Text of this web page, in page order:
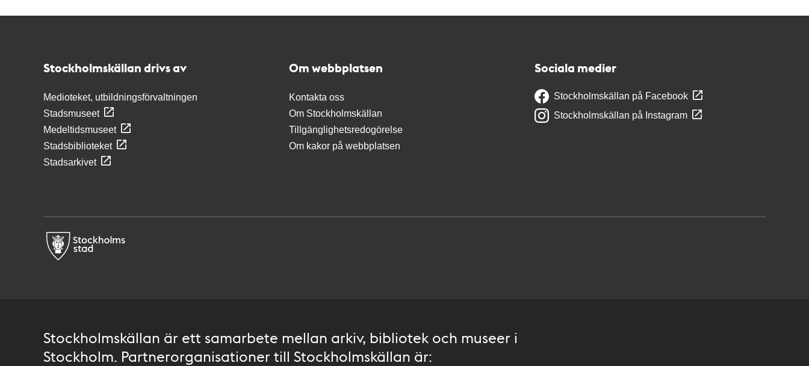
Stockholmskällan drivs av
Medioteket, utbildningsförvaltningen
Stadsmuseet
Medeltidsmuseet
Stadsbiblioteket
Stadsarkivet
Om webbplatsen
Kontakta oss
Om Stockholmskällan
Tillgänglighetsredogörelse
Om kakor på webbplatsen
Sociala medier
Stockholmskällan på Facebook
Stockholmskällan på Instagram
Stockholmskällan är ett samarbete mellan arkiv, bibliotek och museer i
Stockholm. Partnerorganisationer till Stockholmskällan är: